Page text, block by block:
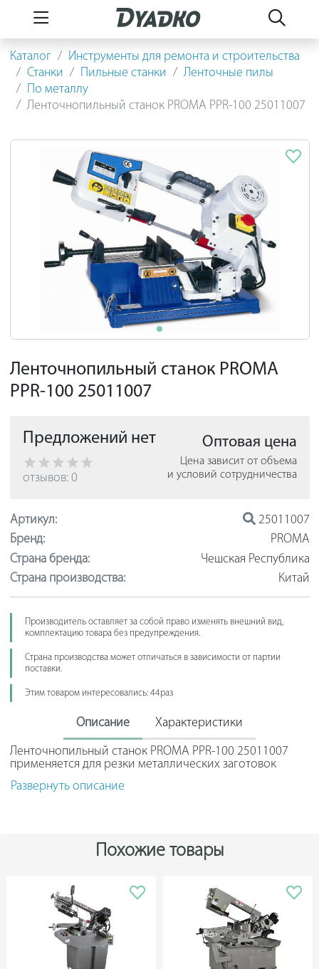
Каталог
Инструменты для ремонта и строительства
Станки
Пильные станки
Ленточные пилы
По металлу
Ленточнопильный станок PROMA PPR-100 25011007
Ленточнопильный станок PROMA
PPR-100 25011007
Предложений нет
отзывов: 0
Оптовая цена
Цена зависит от объема
и условий сотрудничества
Артикул:
25011007
Бренд:
PROMA
Страна бренда:
Чешская Республика
Страна производства:
Китай
Производитель оставляет за собой право изменять внешний вид,
комплектацию товара без предупреждения.
Страна производства может отличаться в зависимости от партии
поставки.
Этим товаром интересовались: 44раз
Описание Характеристики
Ленточнопильный станок PROMA PPR-100 25011007
применяется для резки металлических заготовок
круглого и прямоугольного сечений. Функция наклона
пильной рамы на угол до 45 градусов расширяет
Вода со стружкой скапливается в ванночке, которая
предусмотрена в конструкции. Такой станок
Развернуть описание
Похожие товары